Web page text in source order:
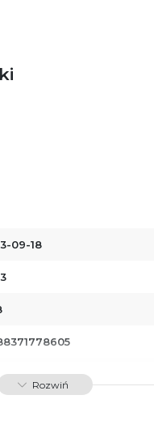
09-18
Rozwiń